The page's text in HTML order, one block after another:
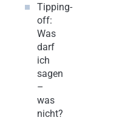
Tipping-
off:
Was
darf
ich
sagen
–
was
nicht?